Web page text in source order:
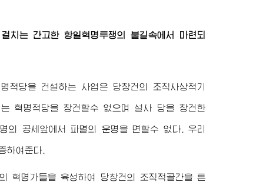
치는 간고한 항일혁명투쟁의 불길속에서 마련되
적당을 건설하는 사업은 당창건의 조직사상적기
혁명적당을 창건할수 없으며 설사 당을 창건한
의 공세앞에서 파멸의 운명을 면할수 없다. 우리
하여준다.
혁명가들을 육성하여 당창건의 조직적골간을 튼